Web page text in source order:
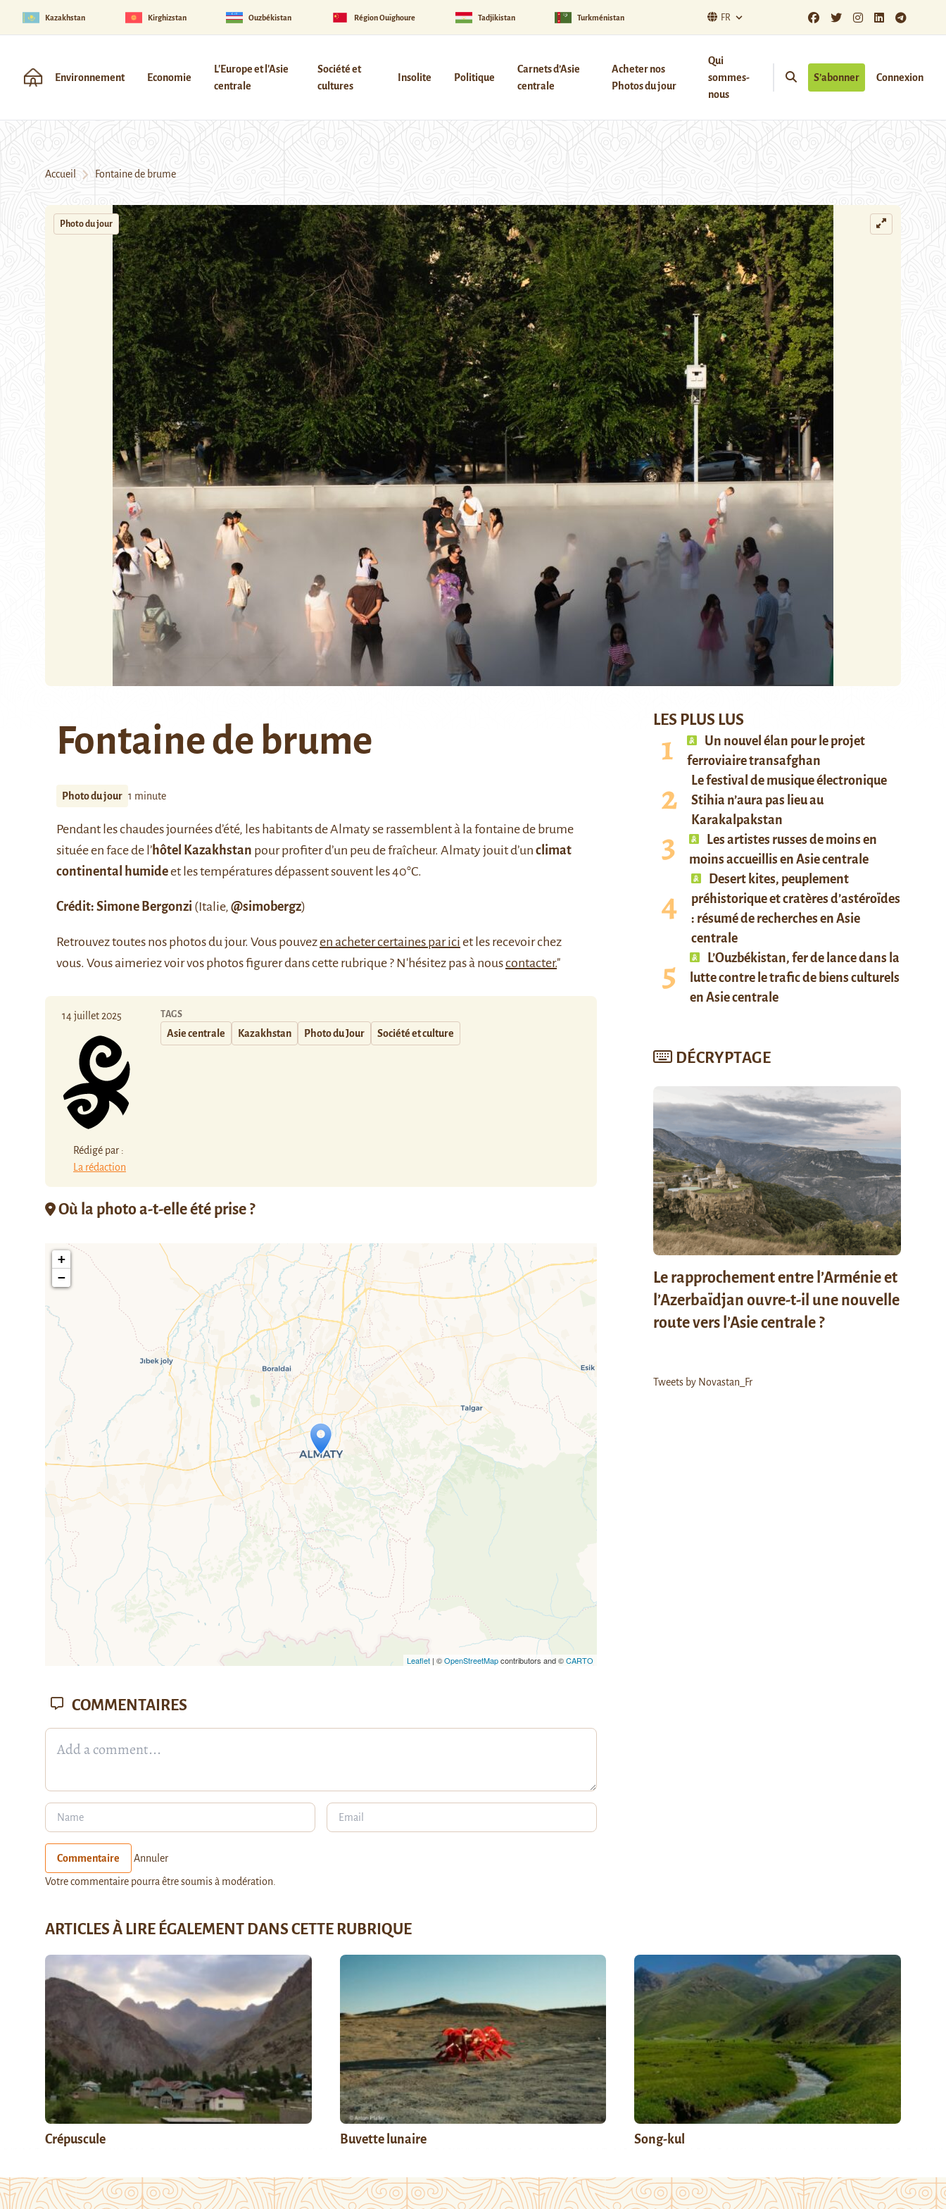
Kazakhstan Kirghizstan Ouzbékistan Région Ouïghoure Tadjikistan Turkménistan FR
Environnement Economie
L'Europe et l'Asie
centrale
Société et
cultures
Insolite Politique
Carnets d’Asie
centrale
Acheter nos
Photos du jour
Qui
sommes-
nous
S’abonner Connexion
Accueil Fontaine de brume
Photo du jour
Fontaine de brume
Photo du jour 1 minute
Pendant les chaudes journées d’été, les habitants de Almaty se rassemblent à la fontaine de brume
située en face de l’hôtel Kazakhstan pour profiter d’un peu de fraîcheur. Almaty jouit d’un climat
continental humideet les températures dépassent souvent les 40°C.
Crédit: Simone Bergonzi (Italie, @simobergz)
Retrouveztoutes nos photos du jour. Vous pouvezen acheter certaines par ici et les recevoir chez
vous. Vous aimeriez voir vos photos figurer dans cette rubrique ? N'hésitez pas à nouscontacter."
14 juillet 2025
Rédigé par :
La rédaction
TAGS
Asie centrale Kazakhstan Photo du Jour Société et culture
Où la photo a-t-elle été prise ?
Travelers' Map is loading...
If you see this after your page is loaded completely, leafletJS files are
missing.
+
−
Leaflet | ©OpenStreetMapcontributors and ©CARTO
LES PLUS LUS
Un nouvel élan pour le projet
ferroviaire transafghan
Le festival de musique électronique
Stihia n’aura pas lieu au
Karakalpakstan
Les artistes russes de moins en
moins accueillis en Asie centrale
Desert kites, peuplement
préhistorique et cratères d’astéroïdes
: résumé de recherches en Asie
centrale
L’Ouzbékistan, fer de lance dans la
lutte contre le trafic de biens culturels
en Asie centrale
DÉCRYPTAGE
Le rapprochement entre l’Arménie et
l’Azerbaïdjan ouvre-t-il une nouvelle
route vers l’Asie centrale ?
Tweets by Novastan_Fr
COMMENTAIRES
Commentaire Annuler
Votre commentaire pourra être soumis à modération.
ARTICLES À LIRE ÉGALEMENT DANS CETTE RUBRIQUE
Crépuscule Buvette lunaire Song-kul